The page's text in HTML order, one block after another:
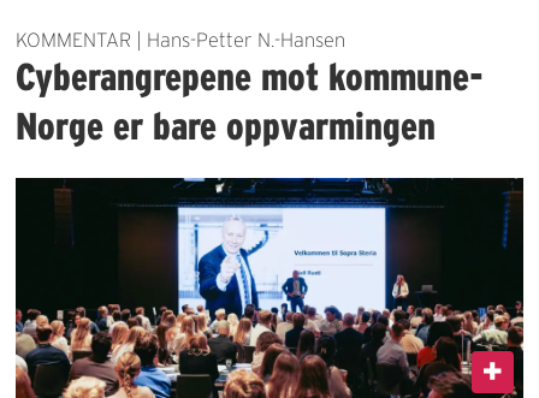
KOMMENTAR | Hans-Petter N.-Hansen
Cyberangrepene mot kommune-
Norge er bare oppvarmingen